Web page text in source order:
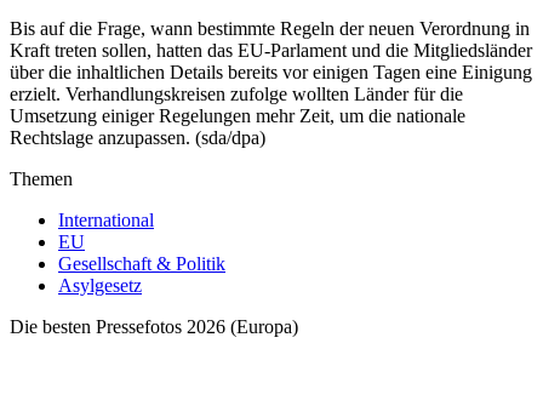
Bis auf die Frage, wann bestimmte Regeln der neuen Verordnung in
Kraft treten sollen, hatten das EU-Parlament und die Mitgliedsländer
über die inhaltlichen Details bereits vor einigen Tagen eine Einigung
erzielt. Verhandlungskreisen zufolge wollten Länder für die
Umsetzung einiger Regelungen mehr Zeit, um die nationale
Rechtslage anzupassen. (sda/dpa)
Themen
International
EU
Gesellschaft & Politik
Asylgesetz
Die besten Pressefotos 2026 (Europa)